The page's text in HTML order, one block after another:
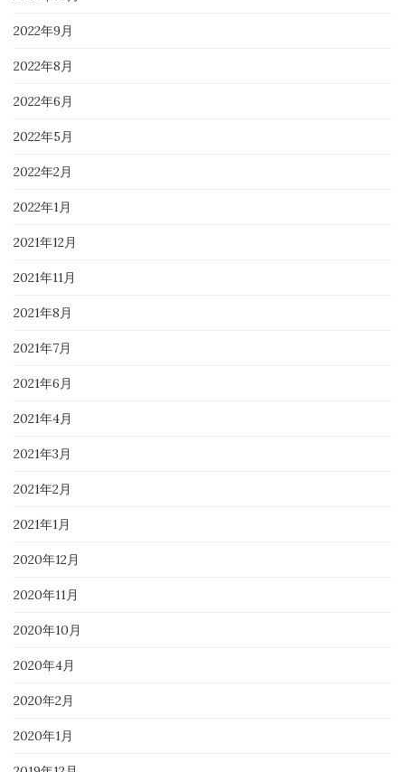
2022年9月
2022年8月
2022年6月
2022年5月
2022年2月
2022年1月
2021年12月
2021年11月
2021年8月
2021年7月
2021年6月
2021年4月
2021年3月
2021年2月
2021年1月
2020年12月
2020年11月
2020年10月
2020年4月
2020年2月
2020年1月